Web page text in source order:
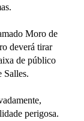
Moro de
deverá tirar
de público
Salles.
perigosa.